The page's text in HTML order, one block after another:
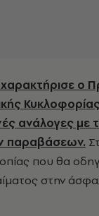
χαρακτήρισε ο
ανάλογες με
παραβάσεων.
που θα
στην